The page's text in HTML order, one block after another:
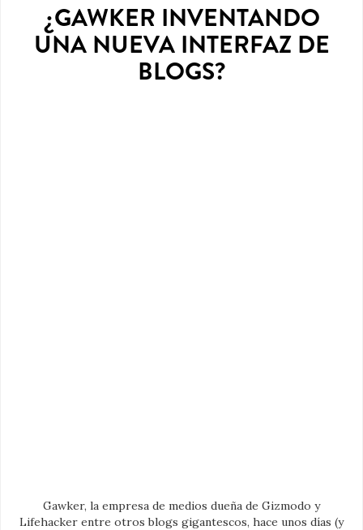
¿GAWKER INVENTANDO
UNA NUEVA INTERFAZ DE
BLOGS?
Gawker, la empresa de medios dueña de Gizmodo y
Lifehacker entre otros blogs gigantescos, hace unos días (y